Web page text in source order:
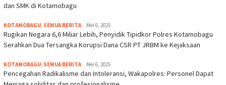
dan SMK di Kotamobagu
KOTAMOBAGU SEMUA BERITA Mei 6, 2025
Rugikan Negara 6,6 Miliar Lebih, Penyidik Tipidkor Polres Kotamobagu
Serahkan Dua Tersangka Korupsi Dana CSR PT JRBM ke Kejaksaan
KOTAMOBAGU SEMUA BERITA Mei 6, 2025
Pencegahan Radikalisme dan Intoleransi, Wakapolres: Personel Dapat